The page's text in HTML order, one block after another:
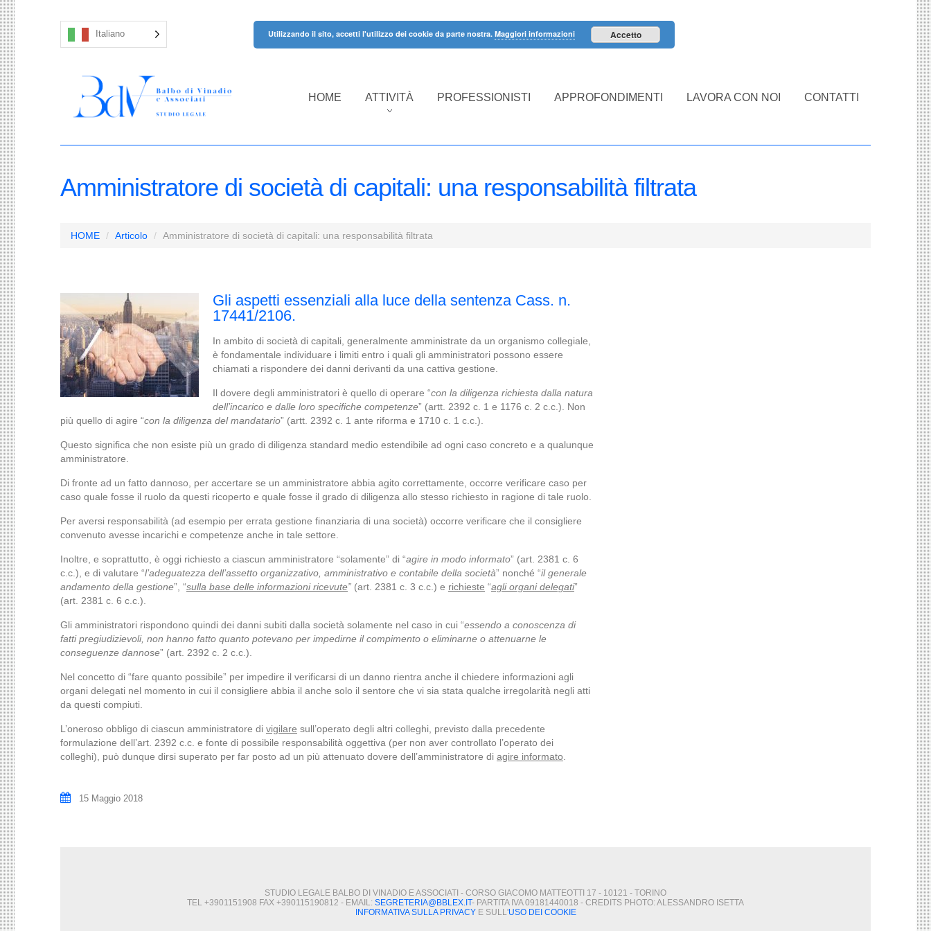
Italiano
HOME ATTIVITÀ PROFESSIONISTI APPROFONDIMENTI LAVORA CON NOI CONTATTI
Amministratore di società di capitali: una responsabilità filtrata
HOME Articolo Amministratore di società di capitali: una responsabilità filtrata
Gli aspetti essenziali alla luce della sentenza Cass. n.
17441/2106.
In ambito di società di capitali, generalmente amministrate da un organismo collegiale,
è fondamentale individuare i limiti entro i quali gli amministratori possono essere
chiamati a rispondere dei danni derivanti da una cattiva gestione.
Il dovere degli amministratori è quello di operare “con la diligenza richiesta dalla natura
dell’incarico e dalle loro specifiche competenze” (artt. 2392 c. 1 e 1176 c. 2 c.c.). Non
più quello di agire “con la diligenza del mandatario” (artt. 2392 c. 1 ante riforma e 1710 c. 1 c.c.).
Questo significa che non esiste più un grado di diligenza standard medio estendibile ad ogni caso concreto e a qualunque
amministratore.
Di fronte ad un fatto dannoso, per accertare se un amministratore abbia agito correttamente, occorre verificare caso per
caso quale fosse il ruolo da questi ricoperto e quale fosse il grado di diligenza allo stesso richiesto in ragione di tale ruolo.
Per aversi responsabilità (ad esempio per errata gestione finanziaria di una società) occorre verificare che il consigliere
convenuto avesse incarichi e competenze anche in tale settore.
Inoltre, e soprattutto, è oggi richiesto a ciascun amministratore “solamente” di “agire in modo informato” (art. 2381 c. 6
c.c.), e di valutare “l’adeguatezza dell’assetto organizzativo, amministrativo e contabile della società” nonché “il generale
andamento della gestione”, “sulla base delle informazioni ricevute” (art. 2381 c. 3 c.c.) e richieste “agli organi delegati”
(art. 2381 c. 6 c.c.).
Gli amministratori rispondono quindi dei danni subiti dalla società solamente nel caso in cui “essendo a conoscenza di
fatti pregiudizievoli, non hanno fatto quanto potevano per impedirne il compimento o eliminarne o attenuarne le
conseguenze dannose” (art. 2392 c. 2 c.c.).
Nel concetto di “fare quanto possibile” per impedire il verificarsi di un danno rientra anche il chiedere informazioni agli
organi delegati nel momento in cui il consigliere abbia il anche solo il sentore che vi sia stata qualche irregolarità negli atti
da questi compiuti.
L’oneroso obbligo di ciascun amministratore di vigilare sull’operato degli altri colleghi, previsto dalla precedente
formulazione dell’art. 2392 c.c. e fonte di possibile responsabilità oggettiva (per non aver controllato l’operato dei
colleghi), può dunque dirsi superato per far posto ad un più attenuato dovere dell’amministratore di agire informato
15 Maggio 2018
STUDIO LEGALE BALBO DI VINADIO E ASSOCIATI - CORSO GIACOMO MATTEOTTI 17 - 10121 - TORINO
TEL +3901151908 FAX +390115190812 - EMAIL: SEGRETERIA@BBLEX.IT- PARTITA IVA 09181440018 - CREDITS PHOTO: ALESSANDRO ISETTA
INFORMATIVA SULLA PRIVACYE SULL'USO DEI COOKIE
Utilizzando il sito, accetti l'utilizzo dei cookie da parte nostra. Maggiori informazioni Accetto